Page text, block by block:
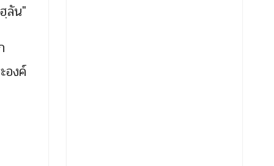
ลัน"
องค์